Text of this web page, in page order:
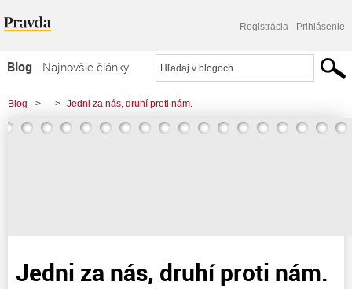
Registrácia Prihlásenie
Blog
Najnovšie články
Najčítanejšie články
Najkomentovanejšie články
Blog > > Jedni za nás, druhí proti nám.
Jedni za nás, druhí proti nám.